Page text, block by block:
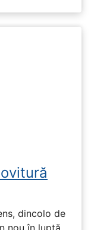
dincolo de